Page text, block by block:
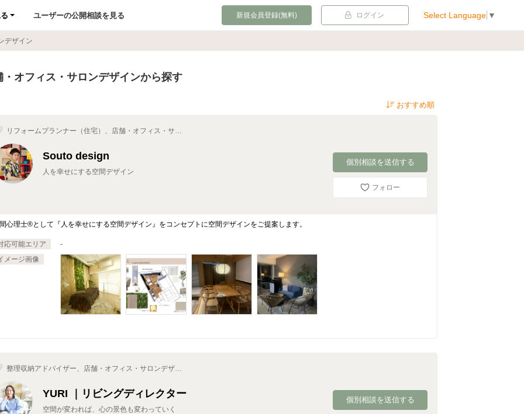
ユーザーの公開相談を見る 新規会員登録(無料) ログイン Select Language ▼
デザイン
・オフィス・サロンデザインから探す
リフォームプランナー（住宅）、店舗・オフィス・サロ
プランナー、空間デザイナー
Souto design
人を幸せにする空間デザイン
個別相談を送信する
フォロー
心理士®︎として『人を幸せにする空間デザイン』をコンセプトに空間デザインをご提案します。
応可能エリア
-
メージ画像
整理収納アドバイザー、店舗・オフィス・サロンデザイ
ー、空間デザイナーYURI ｜リビングディレクター
空間が変われば、心の景色も変わっていく
個別相談を送信する